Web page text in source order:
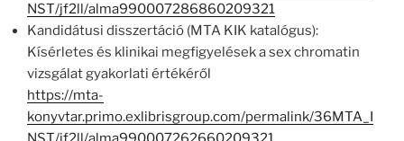
NST/jf2ll/alma990007286860209321
Kandidátusi disszertáció (MTA KIK katalógus):
Kísérletes és klinikai megfigyelések a sex chromatin
vizsgálat gyakorlati értékéről
https://mta-
konyvtar.primo.exlibrisgroup.com/permalink/36MTA_I